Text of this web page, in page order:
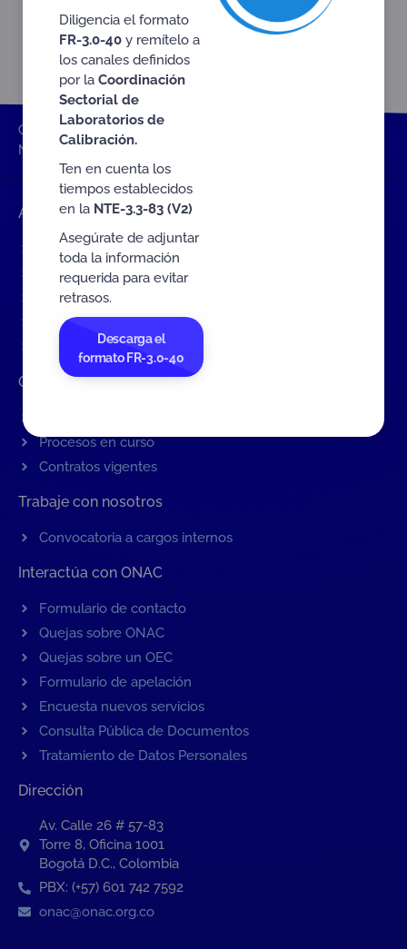
ONAC
NTE-3.3-55
Accesos rápidos
Eventos
Tarifas MIT
Servicios de ONAC
Acredítate con ONAC
Documentos
Contratación de Bienes y Servicios
Procesos en curso
Contratos vigentes
Trabaje con nosotros
Convocatoria a cargos internos
Interactúa con ONAC
Formulario de contacto
Quejas sobre ONAC
Quejas sobre un OEC
Formulario de apelación
Encuesta nuevos servicios
Consulta Pública de Documentos
Tratamiento de Datos Personales
Dirección
Av. Calle 26 # 57-83
Torre 8, Oficina 1001
Bogotá D.C., Colombia
PBX: (+57) 601 742 7592
onac@onac.org.co
Diligencia el formato
FR-3.0-40y remítelo a
los canales definidos
por la Coordinación
Sectorial de
Laboratorios de
Calibración.
Ten en cuenta los
tiempos establecidos
en la NTE-3.3-83 (V2)
Asegúrate de adjuntar
toda la información
requerida para evitar
retrasos.
Descarga el
formato FR-3.0-40